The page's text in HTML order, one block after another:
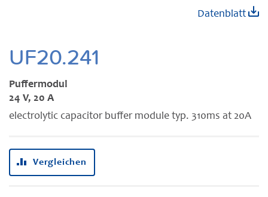
UF20.241
Puffermodul
24 V, 20 A
electrolytic capacitor buffer module typ. 310ms at 20A
Datenblatt
Vergleichen
Bildgalerie
springen